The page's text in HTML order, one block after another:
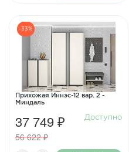
-33%
Прихожая Иннэс-12 вар. 2 -
Миндаль
37 749 ₽
56 622 ₽
Доступно